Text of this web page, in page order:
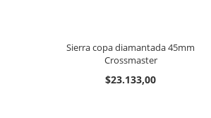
Sierra copa diamantada 45mm
Crossmaster
$23.133,00